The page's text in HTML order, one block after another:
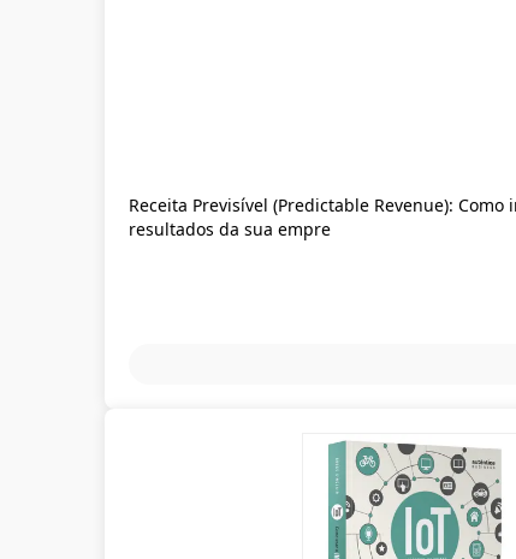
Receita Previsível (Predictable Revenue):
resultados da sua empre